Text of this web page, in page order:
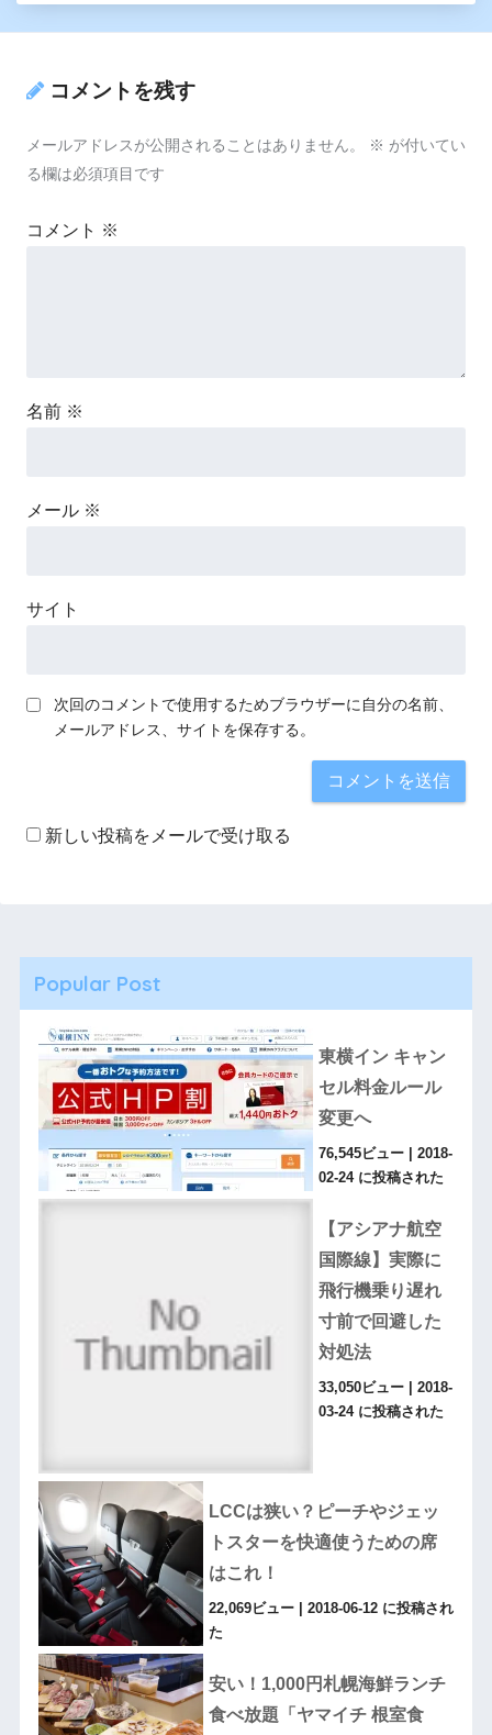
コメントを残す
メールアドレスが公開されることはありません。 ※ が付いてい
る欄は必須項目です
コメント ※
名前 ※
メール ※
サイト
次回のコメントで使用するためブラウザーに自分の名前、
メールアドレス、サイトを保存する。
新しい投稿をメールで受け取る
Popular Post
東横イン キャン
セル料金ルール
変更へ
76,545ビュー| 2018-
02-24 に投稿された
【アシアナ航空
国際線】実際に
飛行機乗り遅れ
寸前で回避した
対処法
33,050ビュー| 2018-
03-24 に投稿された
LCCは狭い？ピーチやジェッ
トスターを快適使うための席
はこれ！
22,069ビュー| 2018-06-12 に投稿され
た
安い！1,000円札幌海鮮ランチ
食べ放題「ヤマイチ 根室食